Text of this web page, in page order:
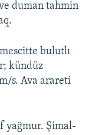
duman tahmin
bulutlı
kündüz
s. Ava arareti
yağmur. Şimal-